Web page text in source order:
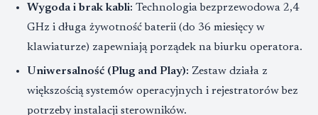
Wygoda i brak kabli: Technologia bezprzewodowa 2,4
GHz i długa żywotność baterii (do 36 miesięcy w
klawiaturze) zapewniają porządek na biurku operatora.
Uniwersalność (Plug and Play): Zestaw działa z
większością systemów operacyjnych i rejestratorów bez
potrzeby instalacji sterowników.